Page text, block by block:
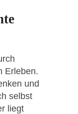
Erleben.
und
selbst
liegt